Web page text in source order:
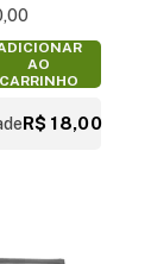
,00
AO
CARRINHO
R$ 18,00